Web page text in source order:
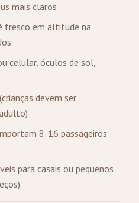
mais claros
fresco em altitude na
celular, óculos de sol,
devem ser
8-16 passageiros
para casais ou pequenos